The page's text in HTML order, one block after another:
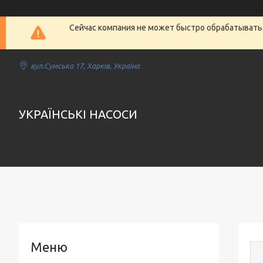
Сейчас компания не может быстро
вул.Сумська 17, Харків, Україна
УКРАЇНСЬКІ НАСОСИ